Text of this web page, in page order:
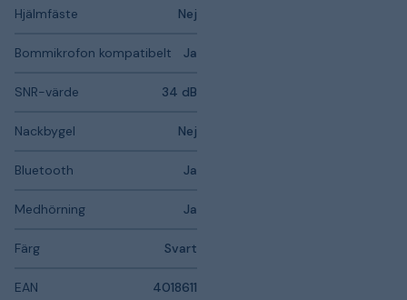
Hjälmfäste Nej
Bommikrofon kompatibelt Ja
SNR-värde 34 dB
Nackbygel Nej
Bluetooth Ja
Medhörning Ja
Färg Svart
EAN 4018611